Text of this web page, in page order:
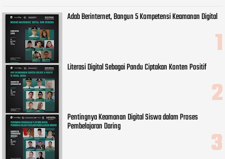
Adab Berinternet, Bangun 5 Kompetensi Keamanan Digital
Literasi Digital Sebagai Pandu Ciptakan Konten Positif
Pentingnya Keamanan Digital Siswa dalam Proses
Pembelajaran Daring